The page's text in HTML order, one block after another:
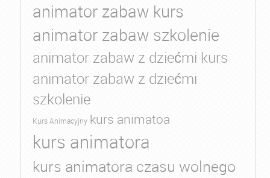
animator zabaw kurs
animator zabaw szkolenie
animator zabaw z dziećmi kurs
animator zabaw z dziećmi
szkolenie
Kurs Animacyjny kurs animatoa
kurs animatora
kurs animatora czasu wolnego